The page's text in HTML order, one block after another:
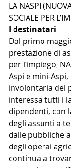
LA NASPI
SOCIALE PER
I destinatari
Dal primo
prestazione di
per l’impiego,
Aspi e mini-
involontaria del
interessa tutti i
dipendenti, con
degli assunti a
dalle pubbliche
degli operai
continua a